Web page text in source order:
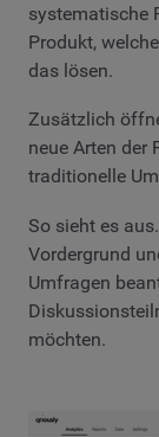
systematische
Produkt,
das lösen.
Zusätzlich
neue Arten der
traditionelle
So sieht es
Vordergrund
Umfragen
möchten.